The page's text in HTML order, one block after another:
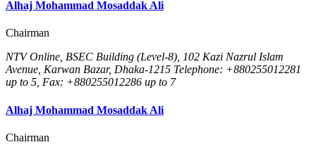
Alhaj Mohammad Mosaddak Ali
Chairman
NTV Online, BSEC Building (Level-8), 102 Kazi Nazrul Islam
Avenue, Karwan Bazar, Dhaka-1215 Telephone: +880255012281
up to 5, Fax: +880255012286 up to 7
Alhaj Mohammad Mosaddak Ali
Chairman